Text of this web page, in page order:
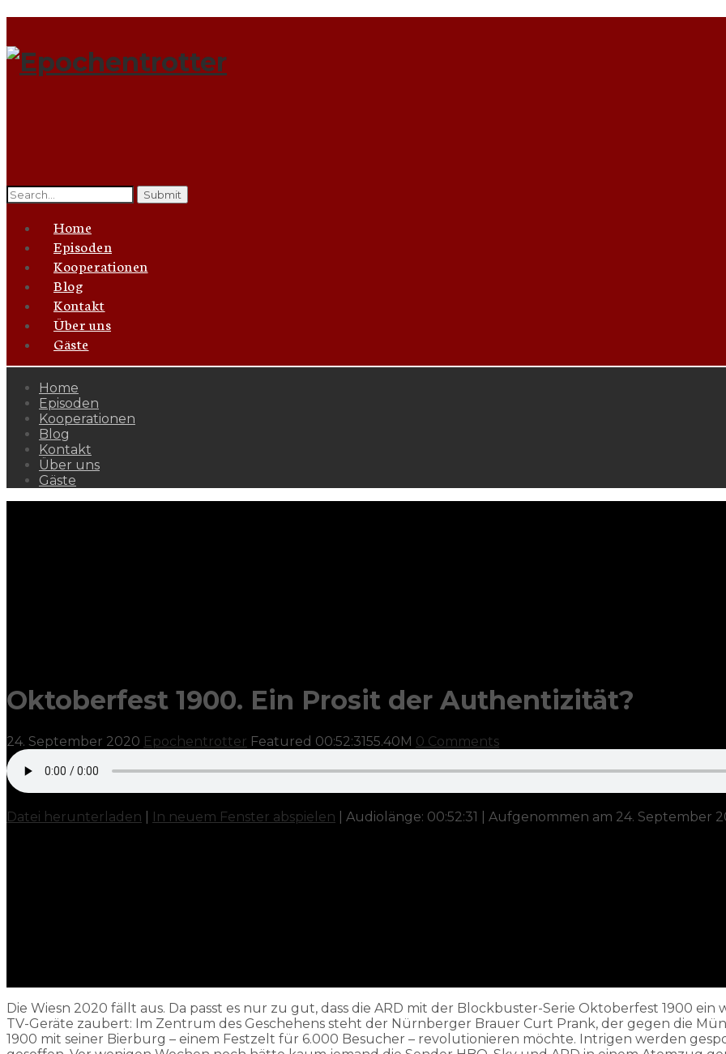
Search
for:
Home
Episoden
Kooperationen
Blog
Kontakt
Über uns
Gäste
Home
Episoden
Kooperationen
Blog
Kontakt
Über uns
Gäste
Oktoberfest 1900. Ein Prosit der Authentizität?
24. September 2020 Epochentrotter Featured 00:52:3155.40M 0 Comments
Datei herunterladen In neuem Fenster abspielen Audiolänge: 00:52:31 Aufgenommen am 24. September
Die Wiesn 2020 fällt aus. Da passt es nur zu gut, dass die ARD mit der Blockbuster-Serie Oktoberfest 1900 ein
TV-Geräte zaubert: Im Zentrum des Geschehens steht der Nürnberger Brauer Curt Prank, der gegen die
1900 mit seiner Bierburg – einem Festzelt für 6.000 Besucher – revolutionieren möchte. Intrigen werden